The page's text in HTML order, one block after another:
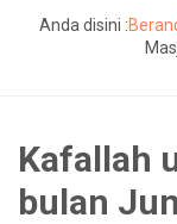
Anda disini :
Kafallah
bulan